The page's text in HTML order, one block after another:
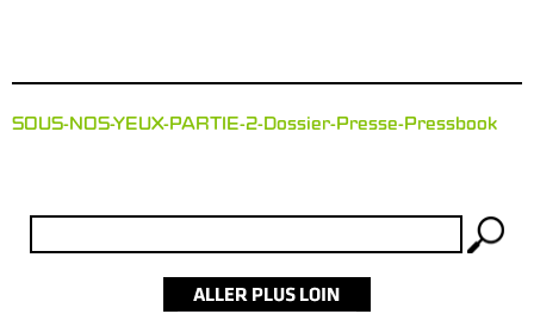
SOUS-NOS-YEUX-PARTIE-2-Dossier-Presse-Pressbook